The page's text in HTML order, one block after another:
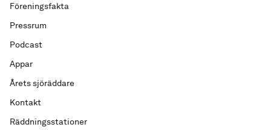
Föreningsfakta
Pressrum
Podcast
Appar
Årets sjöräddare
Kontakt
Räddningsstationer